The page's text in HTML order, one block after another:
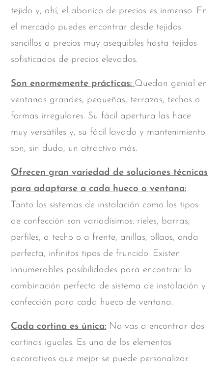
tejido y, ahí, el abanico de precios es inmenso. En
el mercado puedes encontrar desde tejidos
sencillos a precios muy asequibles hasta tejidos
sofisticados de precios elevados.
Son enormemente prácticas: Quedan genial en
ventanas grandes, pequeñas, terrazas, techos o
formas irregulares. Su fácil apertura las hace
muy versátiles y, su fácil lavado y mantenimiento
son, sin duda, un atractivo más.
Ofrecen gran variedad de soluciones técnicas
para adaptarse a cada hueco o ventana:
Tanto los sistemas de instalación como los tipos
de confección son variadísimos: rieles, barras,
perfiles, a techo o a frente, anillas, ollaos, onda
perfecta, infinitos tipos de fruncido. Existen
innumerables posibilidades para encontrar la
combinación perfecta de sistema de instalación y
confección para cada hueco de ventana.
Cada cortina es única: No vas a encontrar dos
cortinas iguales. Es uno de los elementos
decorativos que mejor se puede personalizar.